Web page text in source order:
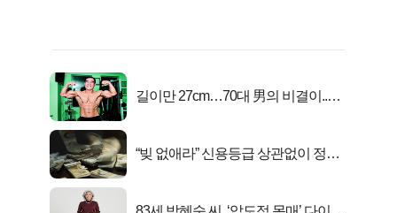
길이만 27cm…70대 男의 비결이..충
“빚 없애라” 신용등급 상관없이 정부